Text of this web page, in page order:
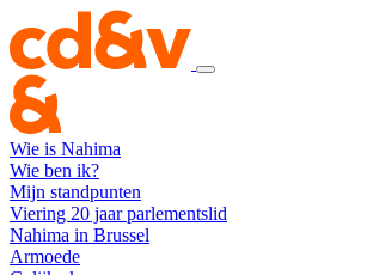
Wie is Nahima
Wie ben ik?
Mijn standpunten
Viering 20 jaar parlementslid
Nahima in Brussel
Armoede